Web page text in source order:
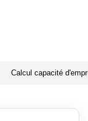
Calcul capacité